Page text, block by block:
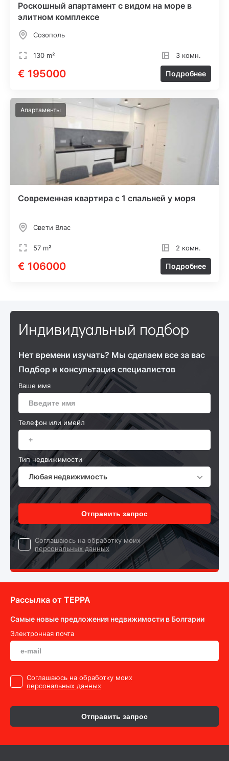
Роскошный апартамент с видом на море в
элитном комплексе
Созополь
130 m² 3 комн.
€ 195000 Подробнее
Апартаменты
Современная квартира с 1 спальней у моря
Свети Влас
57 m² 2 комн.
€ 106000 Подробнее
Индивидуальный подбор
Нет времени изучать? Мы сделаем все за вас
Подбор и консультация специалистов
Ваше имя
Телефон или имейл
Тип недвижимости
Любая недвижимость
Отправить запрос
Cоглашаюсь на обработку моих
персональных данных
Рассылка от ТEPPA
Самые новые предложения недвижимости в Болгарии
Электронная почта
Cоглашаюсь на обработку моих
персональных данных
Отправить запрос